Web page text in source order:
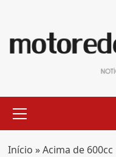
content
Menu
Início »Acima de 600cc